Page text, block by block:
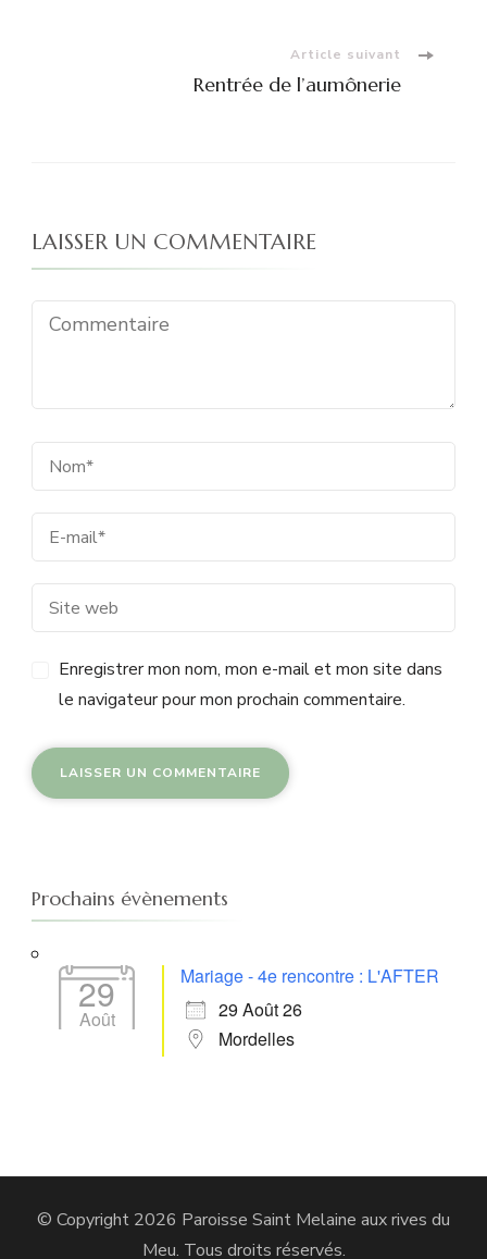
Article suivant
Rentrée de l’aumônerie
LAISSER UN COMMENTAIRE
Enregistrer mon nom, mon e-mail et mon site dans
le navigateur pour mon prochain commentaire.
Prochains évènements
29
Août
Mariage - 4e rencontre : L'AFTER
29 Août 26
Mordelles
© Copyright 2026 Paroisse Saint Melaine aux rives du
Meu. Tous droits réservés.